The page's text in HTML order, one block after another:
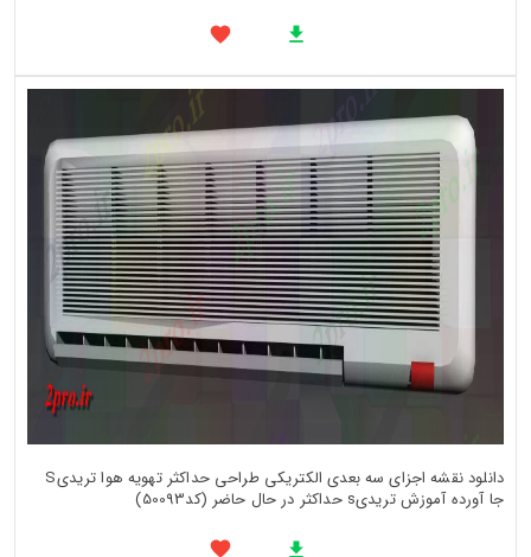
دانلود نقشه اجزای سه بعدی الکتریکی طراحی حداکثر تهویه هوا تریدیS
جا آورده آموزش تریدیs حداکثر در حال حاضر (کد50093)